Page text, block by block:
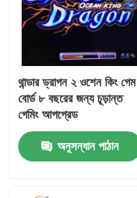
থান্ডার ড্রাগন ২ ওশেন কিং গেম
বোর্ড ৮ বছরের জন্য চূড়ান্ত
গেমিং আপগ্রেড
অনুসন্ধান পাঠান